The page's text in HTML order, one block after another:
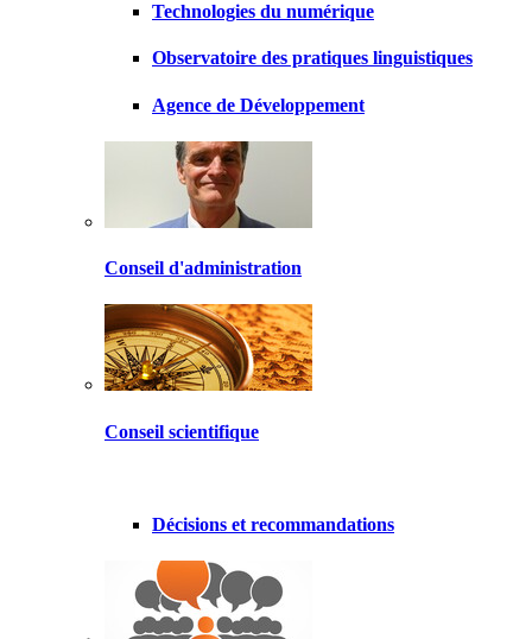
Technologies du numérique
Observatoire des pratiques linguistiques
Agence de Développement
Conseil d'administration
Conseil scientifique
Décisions et recommandations